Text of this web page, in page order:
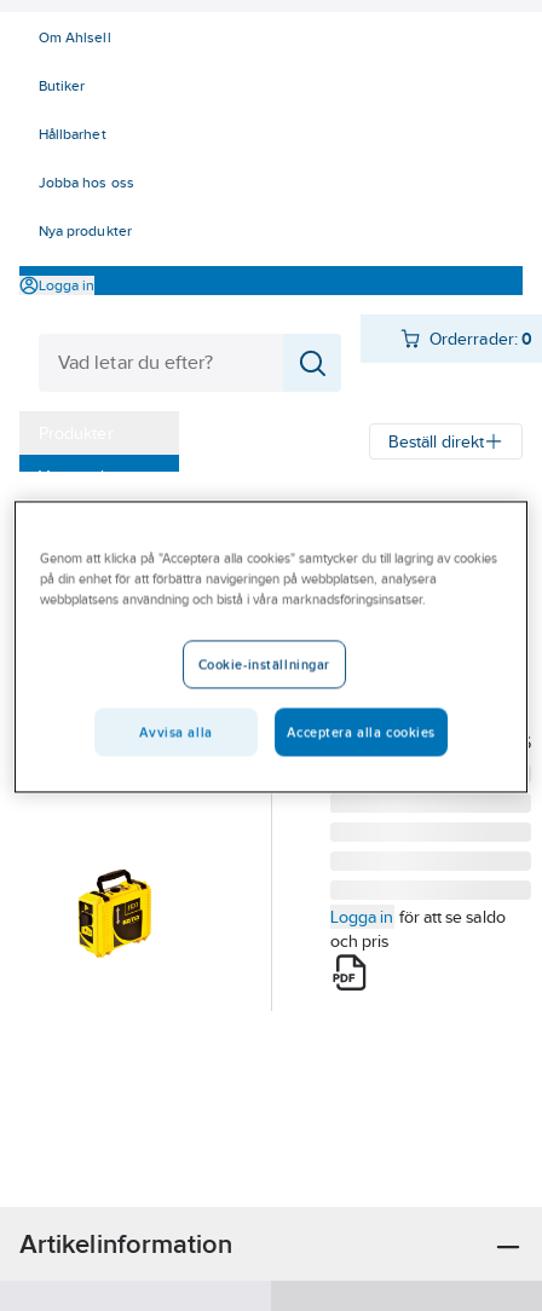
Om Ahlsell
Butiker
Hållbarhet
Jobba hos oss
Nya produkter
Logga in
Orderrader:0
Varumärken
Outlet
Branscher
Beställ direkt
LEICA
SÄNDARE EZITEX T100
Artikelnummer:
Lev.
5706445900206
Logga in för att se saldo
och pris
Artikelinformation
Genom att klicka på "Acceptera alla cookies" samtycker du till lagring av cookies
på din enhet för att förbättra navigeringen på webbplatsen, analysera
webbplatsens användning och bistå i våra marknadsföringsinsatser.
Cookie-inställningar
Avvisa alla Acceptera alla cookies